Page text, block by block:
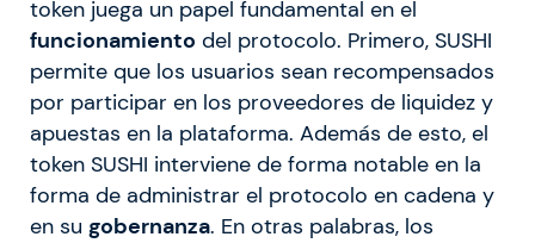
token juega un papel fundamental en el
funcionamiento del protocolo. Primero, SUSHI
permite que los usuarios sean recompensados ​​​​
por participar en los proveedores de liquidez y
apuestas en la plataforma. Además de esto, el
token SUSHI interviene de forma notable en la
forma de administrar el protocolo en cadena y
en su gobernanza. En otras palabras, los